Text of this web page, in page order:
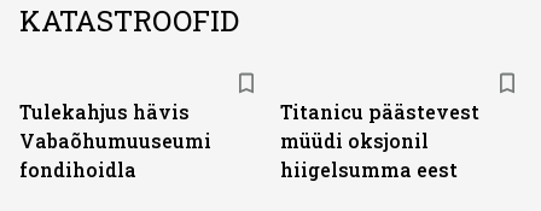
KATASTROOFID
Tulekahjus hävis
Vabaõhumuuseumi
fondihoidla
Titanicu päästevest
müüdi oksjonil
hiigelsumma eest